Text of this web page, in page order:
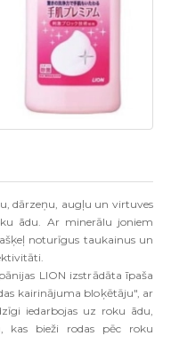
,dārzeņu, augļu un virtuves
ādu. Ar minerālu joniem
šķeļ noturīgus taukainus un
āti.
ānijas LION izstrādāta īpaša
kairinājuma bloķētāju", ar
īgi iedarbojas uz roku ādu,
, kas bieži rodas pēc roku